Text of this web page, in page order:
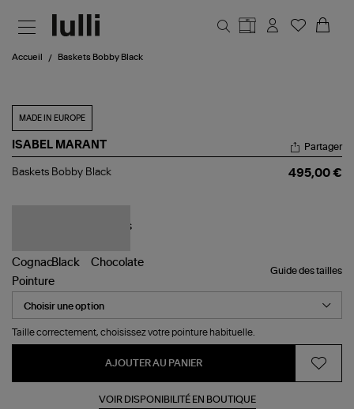
Accueil Baskets Bobby Black
MADE IN EUROPE
ISABEL MARANT
Baskets
Partager
Baskets Bobby Black 495,00 €
Guide des tailles
Pointure
Taille correctement, choisissez votre pointure habituelle.
AJOUTER AU PANIER
VOIR DISPONIBILITÉ EN BOUTIQUE